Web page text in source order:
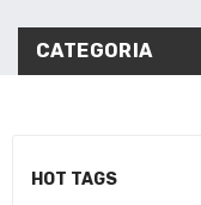
CATEGORIA
HOT TAGS